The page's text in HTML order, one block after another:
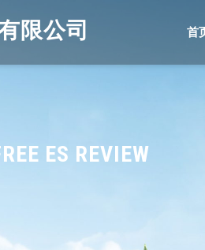
限公司 首
ES REVIEW